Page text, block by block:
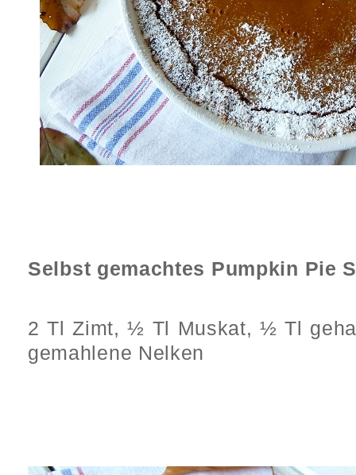
Selbst gemachtes Pumpkin Pie
2 Tl Zimt, ½ Tl Muskat, ½ Tl
gemahlene Nelken